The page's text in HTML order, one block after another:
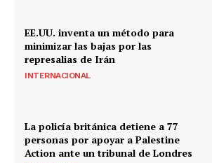
EE.UU. inventa un método para
minimizar las bajas por las
represalias de Irán
INTERNACIONAL
La policía británica detiene a 77
personas por apoyar a Palestine
Action ante un tribunal de Londres